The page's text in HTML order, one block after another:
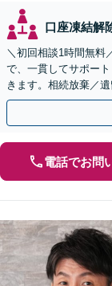
口座凍結解
＼初回相談1時間無料
で、一貫してサポー
きます。相続放棄／
EB面談対応】
電話でお問